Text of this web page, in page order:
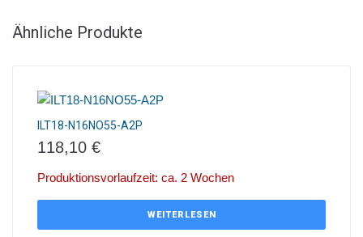
Ähnliche Produkte
ILT18-N16NO55-A2P
118,10 €
Produktionsvorlaufzeit: ca. 2 Wochen
WEITERLESEN